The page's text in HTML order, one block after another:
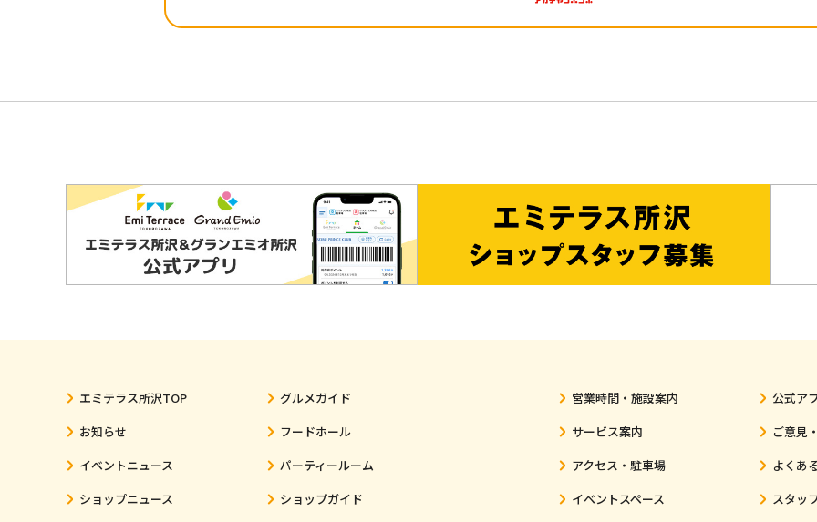
エミテラス所沢TOP
お知らせ
イベントニュース
ショップニュース
グルメガイド
フードホール
パーティールーム
ショップガイド
営業時間・施設案内
サービス案内
アクセス・駐車場
イベントスペース
公式ア
ご意見
よくあ
スタッ